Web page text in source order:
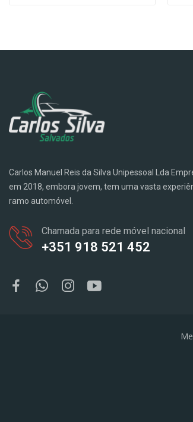
Carlos Manuel Reis da Silva Unipessoal Lda
em 2018, embora jovem, tem uma vasta
ramo automóvel.
Chamada para rede móvel nacional
+351 918 521 452